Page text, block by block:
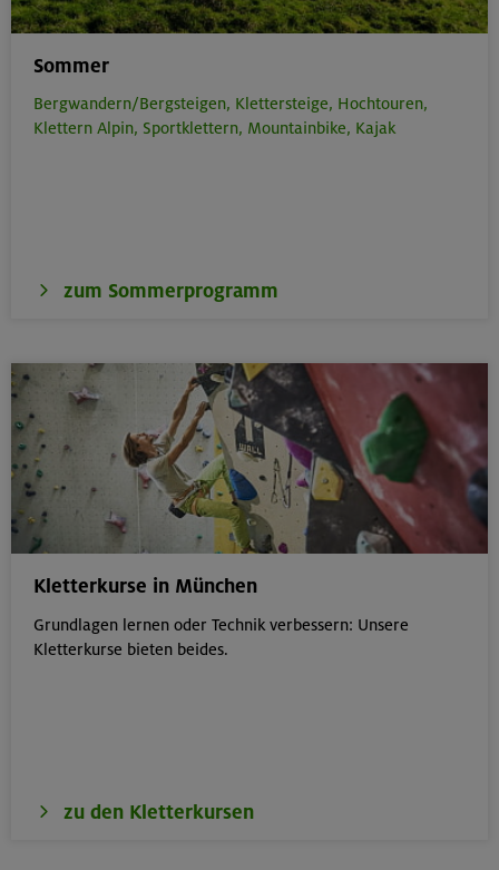
Sommer
Bergwandern/Bergsteigen, Klettersteige, Hochtouren,
Klettern Alpin, Sportklettern, Mountainbike, Kajak
zum Sommerprogramm
Kletterkurse in München
Grundlagen lernen oder Technik verbessern: Unsere
Kletterkurse bieten beides.
zu den Kletterkursen